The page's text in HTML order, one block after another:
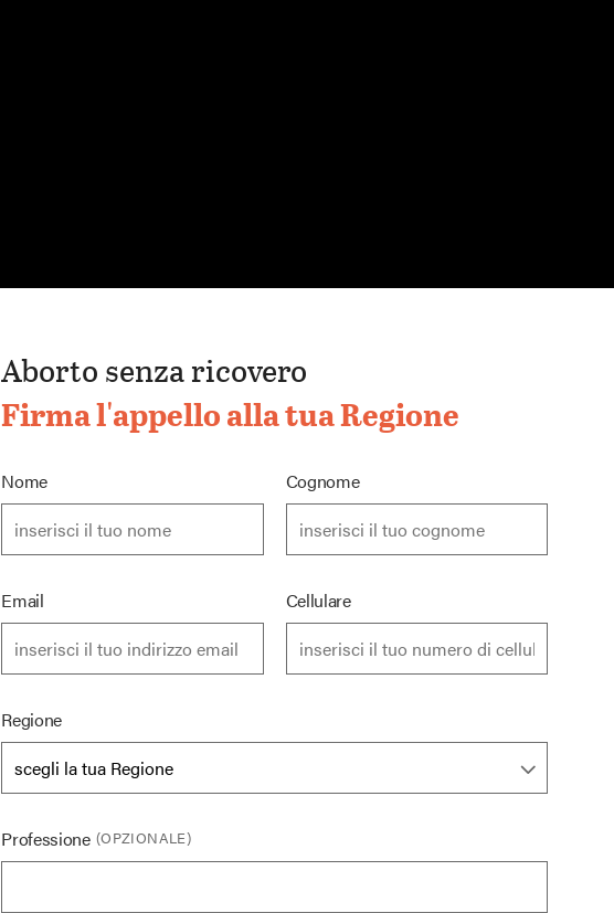
Aborto senza ricovero
Firma l'appello alla tua Regione
Nome Cognome
Email Cellulare
Regione
Professione (OPZIONALE)